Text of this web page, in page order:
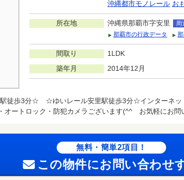
沖縄都市モノレール お
所在地 沖縄県那覇市字安里
周
那覇市の行政データ
間取り 1LDK
築年月 2014年12月
徒歩3分☆ ☆ゆいレール安里駅徒歩3分☆インターネッ
オートロック・防犯カメラございます(^^ゞお気軽にお問
無料・簡単2項目！
この物件にお問い合わせ